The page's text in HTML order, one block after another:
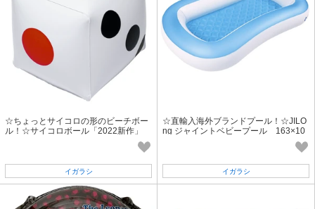
☆ちょっとサイコロの形のビーチボー
ル！☆サイコロボール「2022新作」
イガラシ
☆直輸入海外ブランドプール！☆JILO
ng ジャイントベビープール 163×10
イガラシ